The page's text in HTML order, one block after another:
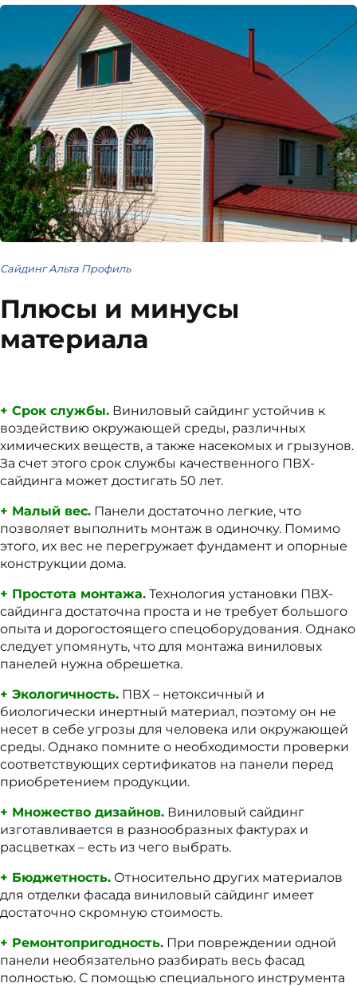
Сайдинг Альта Профиль
Плюсы и минусы
материала
+ Срок службы. Виниловый сайдинг устойчив к
воздействию окружающей среды, различных
химических веществ, а также насекомых и грызунов.
За счет этого срок службы качественного ПВХ-
сайдинга может достигать 50 лет.
+ Малый вес. Панели достаточно легкие, что
позволяет выполнить монтаж в одиночку. Помимо
этого, их вес не перегружает фундамент и опорные
конструкции дома.
+ Простота монтажа. Технология установки ПВХ-
сайдинга достаточна проста и не требует большого
опыта и дорогостоящего спецоборудования. Однако
следует упомянуть, что для монтажа виниловых
панелей нужна обрешетка.
+ Экологичность. ПВХ – нетоксичный и
биологически инертный материал, поэтому он не
несет в себе угрозы для человека или окружающей
среды. Однако помните о необходимости проверки
соответствующих сертификатов на панели перед
приобретением продукции.
+ Множество дизайнов. Виниловый сайдинг
изготавливается в разнообразных фактурах и
расцветках – есть из чего выбрать.
+ Бюджетность. Относительно других материалов
для отделки фасада виниловый сайдинг имеет
достаточно скромную стоимость.
+ Ремонтопригодность. При повреждении одной
панели необязательно разбирать весь фасад
полностью. С помощью специального инструмента